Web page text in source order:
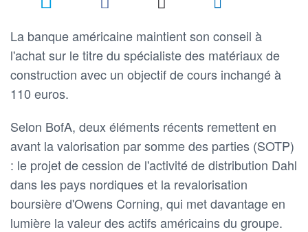
La banque américaine maintient son conseil à
l'achat sur le titre du spécialiste des matériaux de
construction avec un objectif de cours inchangé à
110 euros.
Selon BofA, deux éléments récents remettent en
avant la valorisation par somme des parties (SOTP)
: le projet de cession de l'activité de distribution Dahl
dans les pays nordiques et la revalorisation
boursière d'Owens Corning, qui met davantage en
lumière la valeur des actifs américains du groupe.